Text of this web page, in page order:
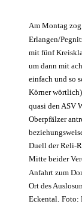
Am Montag
Erlangen/
mit fünf
um dann mit
einfach und so
Körner
quasi den ASV
Oberpfälzer
Duell der Reli-
Mitte beider
Anfahrt zum
Ort des
Eckental. Foto: